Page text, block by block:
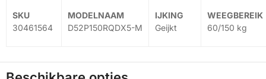
30461564 D52P150RQDX5-M Geijkt 60/150 kg